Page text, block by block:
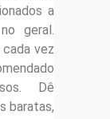
a
geral.
vez
Dê
baratas,